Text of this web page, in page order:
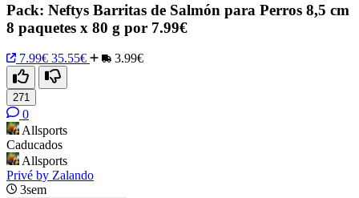
Pack: Neftys Barritas de Salmón para Perros 8,5 cm
8 paquetes x 80 g por 7.99€
7.99€ 35.55€ 3.99€
271
0
Allsports
Caducados
Allsports
Privé by Zalando
3sem